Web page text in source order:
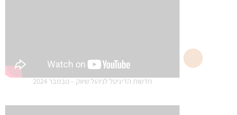
חדשות הדיגיטל לניהול שיווק – נובמבר 2024